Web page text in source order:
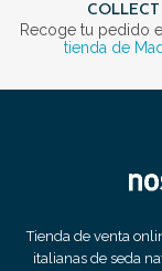
COLLECT
Recoge tu pedido
tienda de
Tienda de venta
italianas de seda